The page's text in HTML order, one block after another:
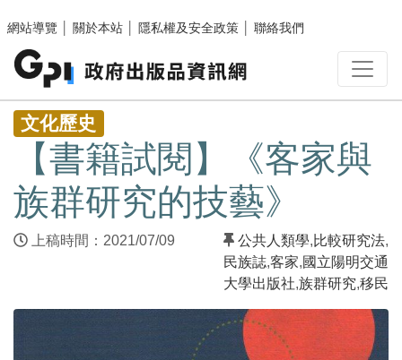
網站導覽
關於本站 隱私權及安全政策 聯絡我們
:::
文化歷史
【書籍試閱】《客家與
族群研究的技藝》
上稿時間：2021/07/09 公共人類學,比較研究法,
民族誌,客家,國立陽明交通
大學出版社,族群研究,移民